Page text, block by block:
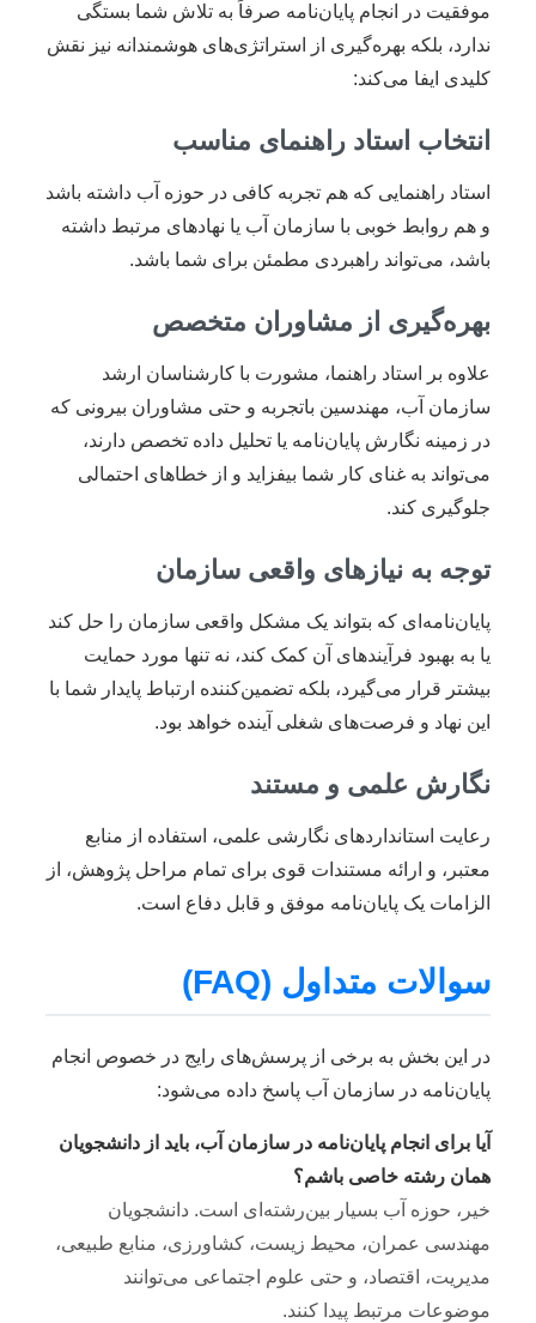
موفقیت در انجام پایان‌نامه صرفاً به تلاش شما بستگی
ندارد، بلکه بهره‌گیری از استراتژی‌های هوشمندانه نیز نقش
کلیدی ایفا می‌کند:
انتخاب استاد راهنمای مناسب
استاد راهنمایی که هم تجربه کافی در حوزه آب داشته باشد
و هم روابط خوبی با سازمان آب یا نهادهای مرتبط داشته
باشد، می‌تواند راهبردی مطمئن برای شما باشد.
بهره‌گیری از مشاوران متخصص
علاوه بر استاد راهنما، مشورت با کارشناسان ارشد
سازمان آب، مهندسین باتجربه و حتی مشاوران بیرونی که
در زمینه نگارش پایان‌نامه یا تحلیل داده تخصص دارند،
می‌تواند به غنای کار شما بیفزاید و از خطاهای احتمالی
جلوگیری کند.
توجه به نیازهای واقعی سازمان
پایان‌نامه‌ای که بتواند یک مشکل واقعی سازمان را حل کند
یا به بهبود فرآیندهای آن کمک کند، نه تنها مورد حمایت
بیشتر قرار می‌گیرد، بلکه تضمین‌کننده ارتباط پایدار شما با
این نهاد و فرصت‌های شغلی آینده خواهد بود.
نگارش علمی و مستند
رعایت استانداردهای نگارشی علمی، استفاده از منابع
معتبر، و ارائه مستندات قوی برای تمام مراحل پژوهش، از
الزامات یک پایان‌نامه موفق و قابل دفاع است.
سوالات متداول (FAQ)
در این بخش به برخی از پرسش‌های رایج در خصوص انجام
پایان‌نامه در سازمان آب پاسخ داده می‌شود:
آیا برای انجام پایان‌نامه در سازمان آب، باید از دانشجویان
همان رشته خاصی باشم؟
خیر، حوزه آب بسیار بین‌رشته‌ای است. دانشجویان
مهندسی عمران، محیط زیست، کشاورزی، منابع طبیعی،
مدیریت، اقتصاد، و حتی علوم اجتماعی می‌توانند
موضوعات مرتبط پیدا کنند.